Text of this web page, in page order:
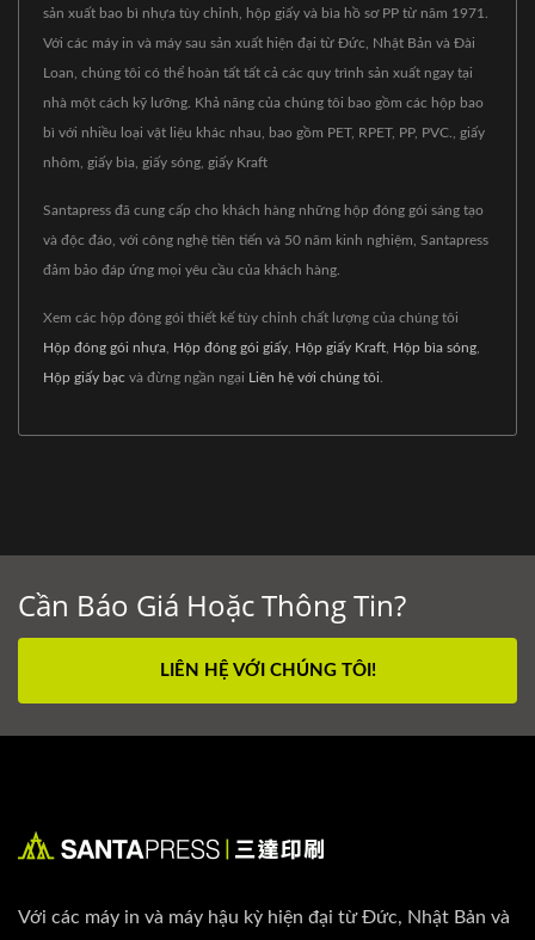
sản xuất bao bì nhựa tùy chỉnh, hộp giấy và bìa hồ sơ PP từ năm 1971.
Với các máy in và máy sau sản xuất hiện đại từ Đức, Nhật Bản và Đài
Loan, chúng tôi có thể hoàn tất tất cả các quy trình sản xuất ngay tại
nhà một cách kỹ lưỡng. Khả năng của chúng tôi bao gồm các hộp bao
bì với nhiều loại vật liệu khác nhau, bao gồm PET, RPET, PP, PVC., giấy
nhôm, giấy bìa, giấy sóng, giấy Kraft
Santapress đã cung cấp cho khách hàng những hộp đóng gói sáng tạo
và độc đáo, với công nghệ tiên tiến và 50 năm kinh nghiệm, Santapress
đảm bảo đáp ứng mọi yêu cầu của khách hàng.
Xem các hộp đóng gói thiết kế tùy chỉnh chất lượng của chúng tôi
Hộp đóng gói nhựa Hộp đóng gói giấy Hộp giấy Kraft Hộp bìa sóng
Hộp giấy bạc và đừng ngần ngại Liên hệ với chúng tôi
Cần Báo Giá Hoặc Thông Tin?
LIÊN HỆ VỚI CHÚNG TÔI!
Với các máy in và máy hậu kỳ hiện đại từ Đức, Nhật Bản và